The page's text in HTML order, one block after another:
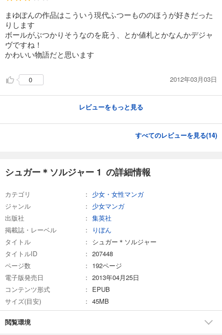
まゆぽんの作品はこういう現代ふつーもののほうが好きだった
りします
ボールがぶつかりそうなのを庇う、とか値札とかなんかデジャ
ヴですね！
かわいい物語だと思います
0 2012年03月03日
レビューをもっと見る
すべてのレビューを見る(14)
シュガー＊ソルジャー 1 の詳細情報
カテゴリ
少女・女性マンガ
ジャンル
少女マンガ
出版社
集英社
掲載誌・レーベル
りぼん
タイトル
シュガー＊ソルジャー
タイトルID
207448
ページ数
192ページ
電子版発売日
2013年04月25日
コンテンツ形式
EPUB
サイズ(目安)
45MB
閲覧環境